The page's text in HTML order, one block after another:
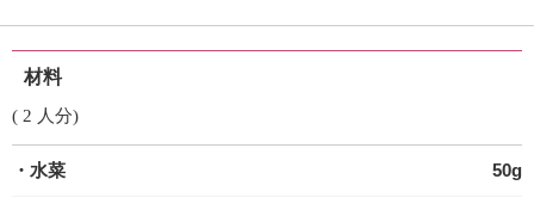
材料
( 2 人分)
・水菜 50g